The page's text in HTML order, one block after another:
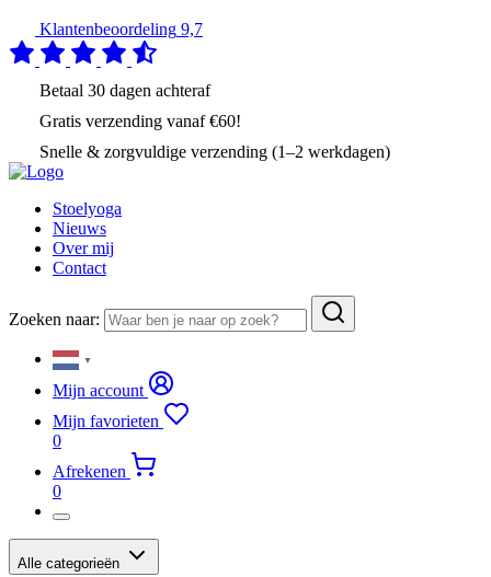
Klantenbeoordeling 9,7
Betaal 30 dagen achteraf
Gratis verzending vanaf €60!
Snelle & zorgvuldige verzending (1–2 werkdagen)
Stoelyoga
Nieuws
Over mij
Contact
Zoeken naar:
▼
Mijn account
Mijn favorieten
0
Afrekenen
0
Alle categorieën